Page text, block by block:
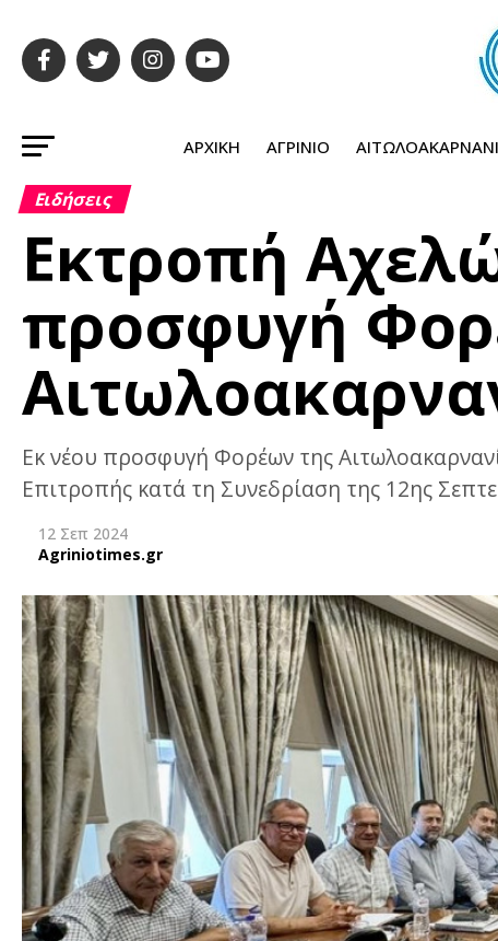
ΑΡΧΙΚΉ ΑΓΡΊΝΙΟ
Ειδήσεις
Εκτροπή
προσφυγή
Εκ νέου προσφυγή Φορέων της
Επιτροπής κατά τη Συνεδρίαση της 12ης
12 Σεπ 2024
Agriniotimes.gr